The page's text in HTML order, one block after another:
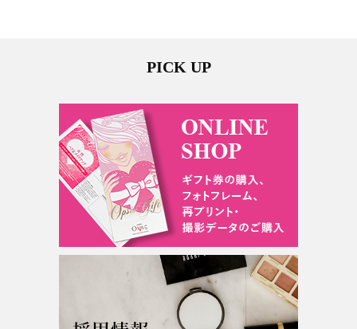
PICK UP